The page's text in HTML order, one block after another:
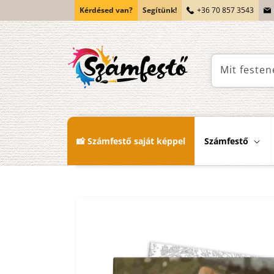
tartalomhoz
Kérdésed van? Segítünk! +36 70 857 3543
Mit
📸 Számfestő saját képpel Számfestő